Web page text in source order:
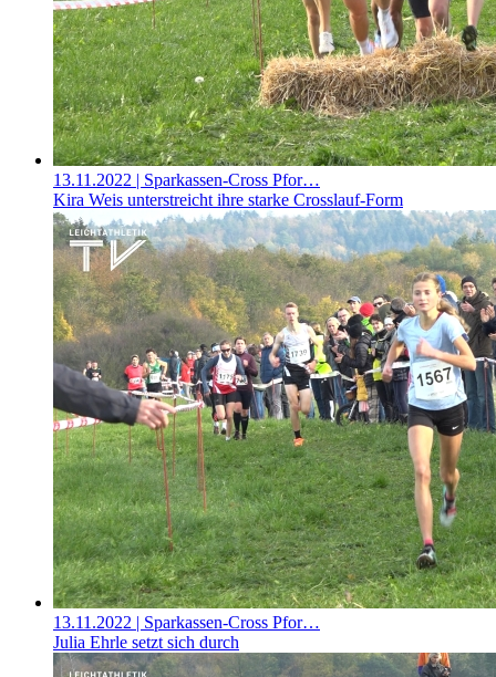
13.11.2022 | Sparkassen-Cross Pfor…
Kira Weis unterstreicht ihre starke Crosslauf-Form
13.11.2022 | Sparkassen-Cross Pfor…
Julia Ehrle setzt sich durch